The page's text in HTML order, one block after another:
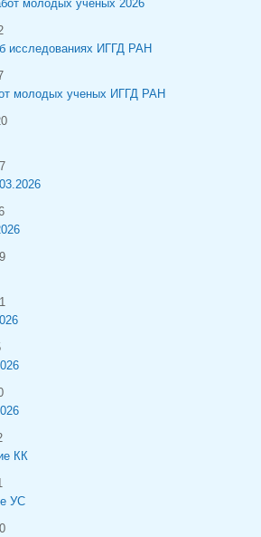
молодых ученых 2026
исследованиях ИГГД РАН
молодых ученых ИГГД РАН
КК
УС